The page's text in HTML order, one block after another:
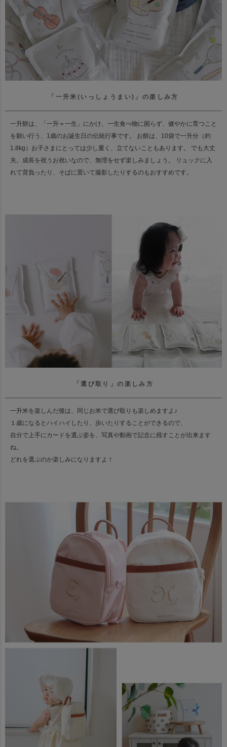
「一升米(いっしょうまい)」の楽しみ方
一升餅は、「一升＝一生」にかけ、一生食べ物に困らず、健やかに育つこと
を願い行う、 1歳のお誕生日の伝統行事です。
お餅は、10袋で一升分（約
1.8kg）お子さまにとっては少し重く、立てないこともあります。
でも大丈
夫。成長を祝うお祝いなので、無理をせず楽しみましょう。
リュックに入
れて背負ったり、そばに置いて撮影したりするのもおすすめです。
「選び取り」の楽しみ方
一升米を楽しんだ後は、同じお米で選び取りも楽しめますよ♪
１歳になるとハイハイしたり、歩いたりすることができるので、
自分で上手にカードを選ぶ姿を、写真や動画で記念に残すことが出来ます
ね。
どれを選ぶのか楽しみになりますよ！